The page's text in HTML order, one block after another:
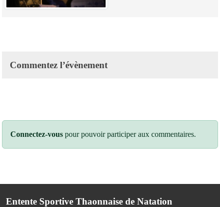
Commentez l’évènement
Connectez-vous pour pouvoir participer aux commentaires.
Entente Sportive Thaonnaise de Natation